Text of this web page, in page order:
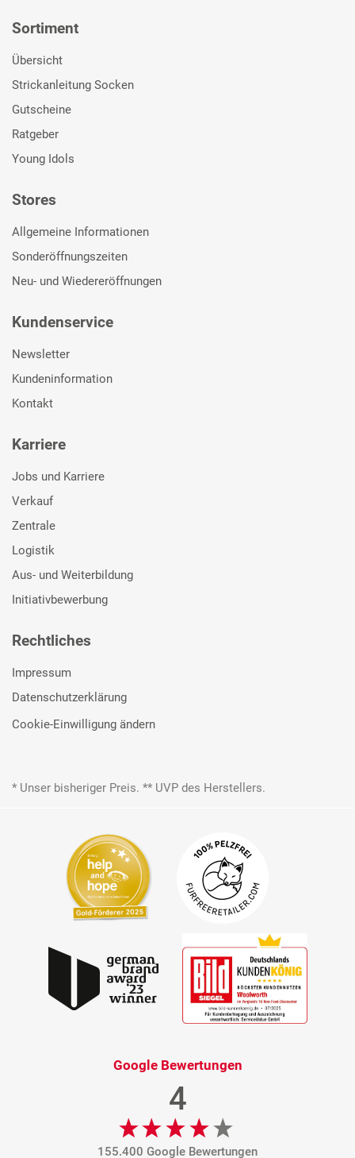
Sortiment
Übersicht
Strickanleitung Socken
Gutscheine
Ratgeber
Young Idols
Stores
Allgemeine Informationen
Sonderöffnungszeiten
Neu- und Wiedereröffnungen
Kundenservice
Newsletter
Kundeninformation
Kontakt
Karriere
Jobs und Karriere
Verkauf
Zentrale
Logistik
Aus- und Weiterbildung
Initiativbewerbung
Rechtliches
Impressum
Datenschutzerklärung
Cookie-Einwilligung ändern
* Unser bisheriger Preis. ** UVP des Herstellers.
Google Bewertungen
4
155.400 Google Bewertungen